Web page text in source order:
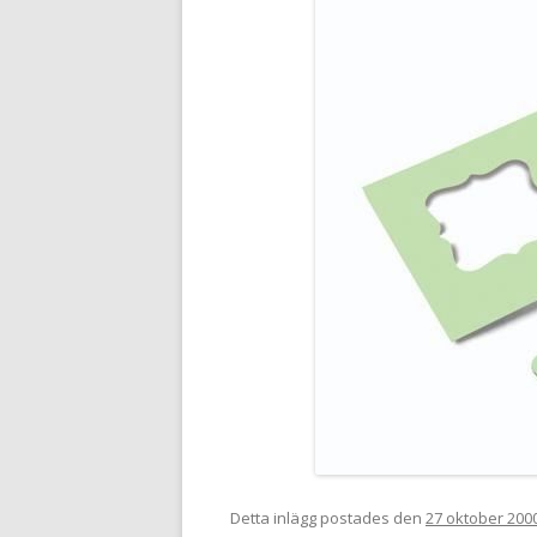
Detta inlägg postades den 27 oktober